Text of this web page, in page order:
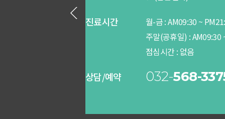
진료시간 월-금 :AM09:30 ~ PM
주말(공휴일) :AM09:30
점심시간 : 없음
상담/예약 032-568-